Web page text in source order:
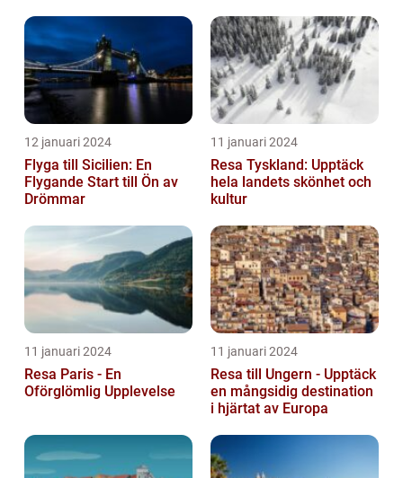
12 januari 2024
Flyga till Sicilien: En
Flygande Start till Ön av
Drömmar
11 januari 2024
Resa Tyskland: Upptäck
hela landets skönhet och
kultur
11 januari 2024
Resa Paris - En
Oförglömlig Upplevelse
11 januari 2024
Resa till Ungern - Upptäck
en mångsidig destination
i hjärtat av Europa